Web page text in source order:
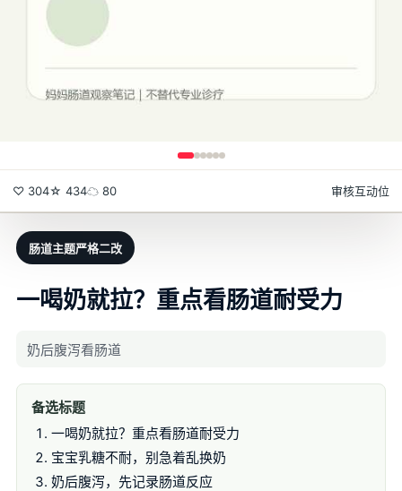
♡ 304☆ 434☁ 80 审核互动位
肠道主题严格二改
一喝奶就拉？重点看肠道耐受力
奶后腹泻看肠道
备选标题
一喝奶就拉？重点看肠道耐受力
宝宝乳糖不耐，别急着乱换奶
奶后腹泻，先记录肠道反应